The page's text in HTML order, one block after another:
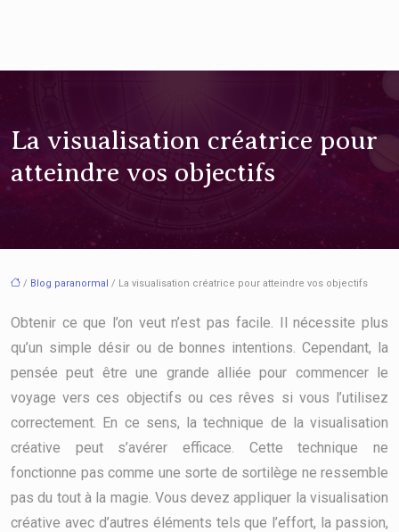
La visualisation créatrice pour
atteindre vos objectifs
/ Blog paranormal / La visualisation créatrice pour atteindre vos objectifs
Obtenir ce que l’on veut n’est pas facile. Il nécessite plus
qu’un simple désir ou de bonnes intentions. Cependant, la
pensée peut être une grande alliée pour commencer le
voyage vers ces objectifs ou ces rêves si vous l’utilisez
correctement. En ce sens, la technique de la visualisation
créative peut s’avérer efficace. Cette technique ne
fonctionne pas comme une sorte de sortilège ne ressemble
pas du tout à la magie. Vous devez appliquer la visualisation
créative avec d’autres éléments tels que l’effort, la passion,